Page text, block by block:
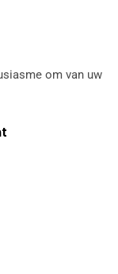
om van uw